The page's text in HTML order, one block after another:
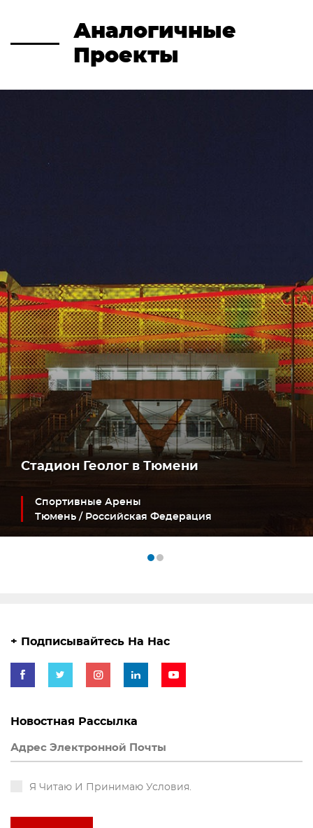
Аналогичные
Проекты
Стадион Геолог в Тюмени
Спортивные Арены
Тюмень / Российская Федерация
+ Подписывайтесь На Нас
Новостная Рассылка
Я Читаю И Принимаю Условия.